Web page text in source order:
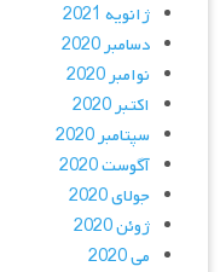
ژانویه 2021
دسامبر 2020
نوامبر 2020
اکتبر 2020
سپتامبر 2020
آگوست 2020
جولای 2020
ژوئن 2020
می 2020